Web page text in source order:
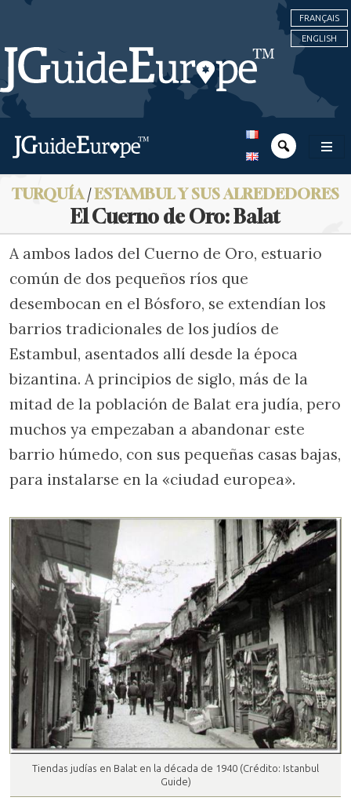
FRANÇAIS
ENGLISH
TURQUÍA/ESTAMBUL Y SUS ALREDEDORES
El Cuerno de Oro: Balat
A ambos lados del Cuerno de Oro, estuario
común de dos pequeños ríos que
desembocan en el Bósforo, se extendían los
barrios tradicionales de los judíos de
Estambul, asentados allí desde la época
bizantina. A principios de siglo, más de la
mitad de la población de Balat era judía, pero
muchos ya empezaban a abandonar este
barrio húmedo, con sus pequeñas casas bajas,
para instalarse en la «ciudad europea».
Tiendas judías en Balat en la década de 1940 (Crédito: Istanbul
Guide)